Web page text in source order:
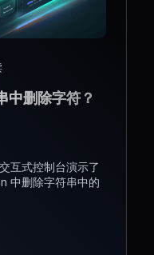
中删除字符？
互式控制台演示了
中删除字符串中的